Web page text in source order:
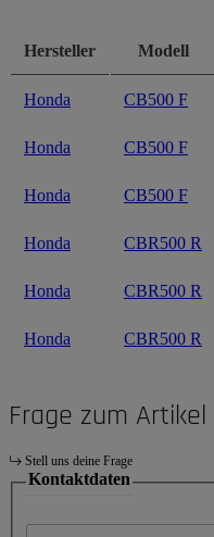
Hersteller Modell
Honda CB500 F
Honda CB500 F
Honda CB500 F
Honda CBR500 R
Honda CBR500 R
Honda CBR500 R
Frage zum Artikel
Stell uns deine Frage
Kontaktdaten